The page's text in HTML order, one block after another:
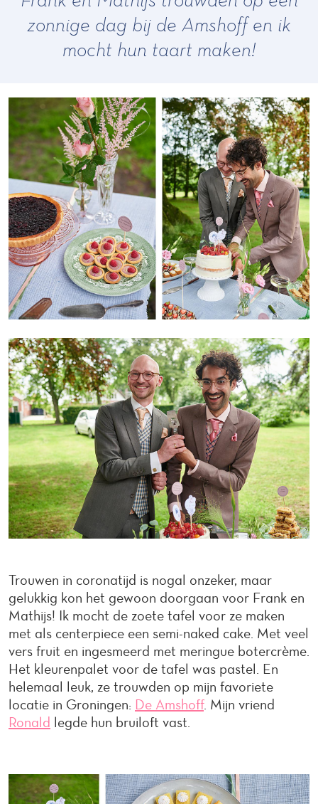
zonnige dag bij de Amshoff en ik
mocht hun taart maken!
Trouwen in coronatijd is nogal onzeker, maar
gelukkig kon het gewoon doorgaan voor Frank en
Mathijs! Ik mocht de zoete tafel voor ze maken
met als centerpiece een semi-naked cake. Met veel
vers fruit en ingesmeerd met meringue botercrème.
Het kleurenpalet voor de tafel was pastel. En
helemaal leuk, ze trouwden op mijn favoriete
locatie in Groningen: De Amshoff. Mijn vriend
Ronald legde hun bruiloft vast.